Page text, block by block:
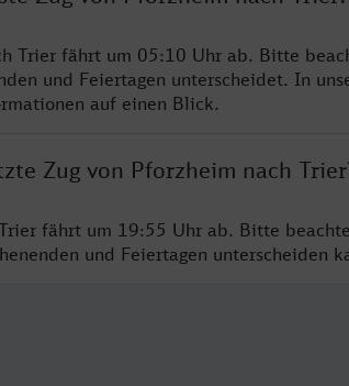
Trier fährt um 05:10 Uhr ab. Bitte
und Feiertagen unterscheidet. In
auf einen Blick.
Zug von Pforzheim nach
fährt um 19:55 Uhr ab. Bitte
und Feiertagen unterscheiden